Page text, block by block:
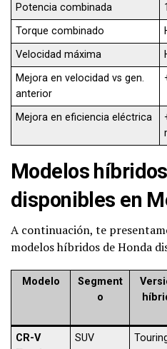
Potencia combinada
Torque combinado
Velocidad máxima
Mejora en velocidad vs gen.
anterior
Mejora en eficiencia eléctrica
Modelos
disponibles en
A continuación, te
modelos híbridos de Honda
Modelo
Segment
o
CR-V
SUV